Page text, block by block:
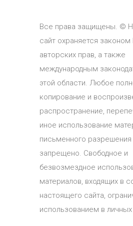
Все права защищены. ©
сайт охраняется
авторских прав, а также
международным
этой области. Любое
копирование и
распространение,
иное использование
письменного разрешения
запрещено. Свободное и
безвозмездное
материалов, входящих в
настоящего сайта,
использованием в личных